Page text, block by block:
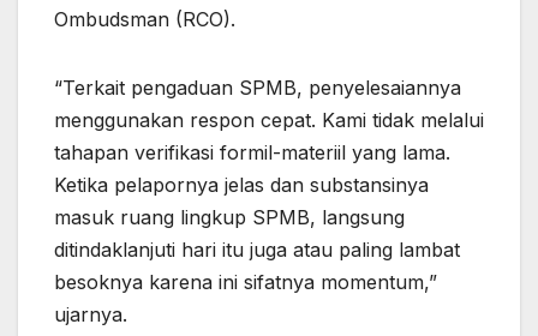
Ombudsman (RCO).
“Terkait pengaduan SPMB, penyelesaiannya
menggunakan respon cepat. Kami tidak melalui
tahapan verifikasi formil-materiil yang lama.
Ketika pelapornya jelas dan substansinya
masuk ruang lingkup SPMB, langsung
ditindaklanjuti hari itu juga atau paling lambat
besoknya karena ini sifatnya momentum,”
ujarnya.